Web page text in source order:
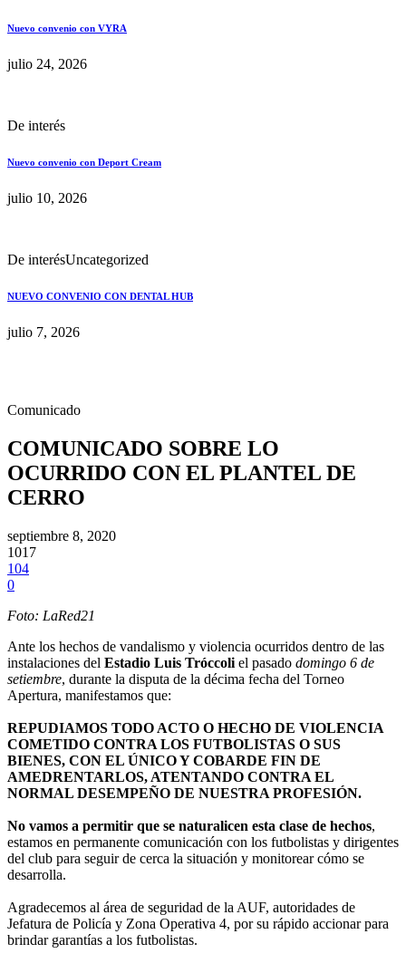
Nuevo convenio con VYRA
julio 24, 2026
De interés
Nuevo convenio con Deport Cream
julio 10, 2026
De interésUncategorized
NUEVO CONVENIO CON DENTAL HUB
julio 7, 2026
Comunicado
COMUNICADO SOBRE LO
OCURRIDO CON EL PLANTEL DE
CERRO
septiembre 8, 2020
1017
104
0
Foto: LaRed21
Ante los hechos de vandalismo y violencia ocurridos dentro de las
instalaciones del Estadio Luis Tróccoli el pasado domingo 6 de
setiembre, durante la disputa de la décima fecha del Torneo
Apertura, manifestamos que:
REPUDIAMOS TODO ACTO O HECHO DE VIOLENCIA
COMETIDO CONTRA LOS FUTBOLISTAS O SUS
BIENES, CON EL ÚNICO Y COBARDE FIN DE
AMEDRENTARLOS, ATENTANDO CONTRA EL
NORMAL DESEMPEÑO DE NUESTRA PROFESIÓN.
No vamos a permitir que se naturalicen esta clase de hechos,
estamos en permanente comunicación con los futbolistas y dirigentes
del club para seguir de cerca la situación y monitorear cómo se
desarrolla.
Agradecemos al área de seguridad de la AUF, autoridades de
Jefatura de Policía y Zona Operativa 4, por su rápido accionar para
brindar garantías a los futbolistas.